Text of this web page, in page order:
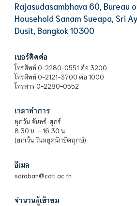
Rajasudasambhava 60, Bureau
Household Sanam Sueapa, Sri
Dusit, Bangkok 10300
เบอร์ติดต่อ
โทรศัพท์ 0-2280-0551 ต่อ 3200
โทรศัพท์ 0-2121-3700 ต่อ 1000
โทรสาร 0-2280-0552
เวลาทำการ
ทุกวัน จันทร์-ศุกร์
8.30 น. – 16.30 น.
(ยกเว้น วันหยุดนักขัตฤกษ์)
อีเมล
saraban@cdti.ac.th
จำนวนผู้เข้าชม